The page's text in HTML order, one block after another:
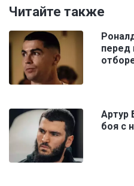
Читайте также
перед
Артур
боя с